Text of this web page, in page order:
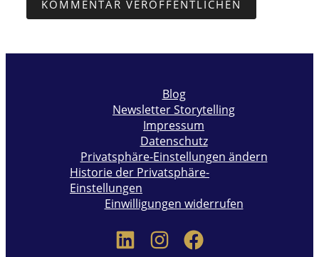
Blog
Newsletter Storytelling
Impressum
Datenschutz
Privatsphäre-Einstellungen ändern
Historie der Privatsphäre-
Einstellungen
Einwilligungen widerrufen